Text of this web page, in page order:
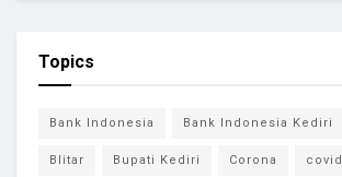
Topics
Bank Indonesia Bank Indonesia Kediri
Blitar Bupati Kediri Corona covid